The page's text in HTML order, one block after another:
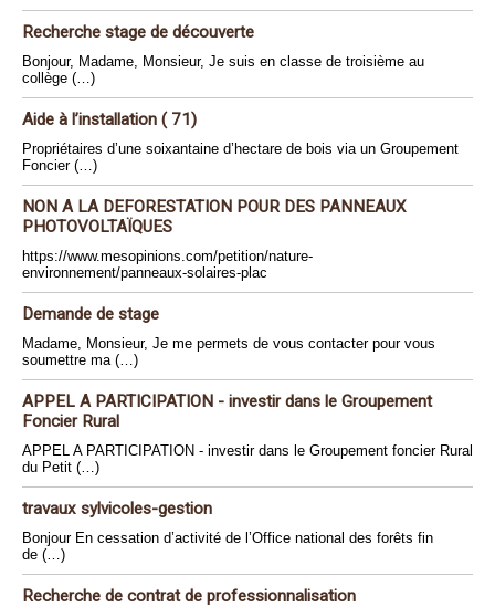
Recherche stage de découverte
Bonjour, Madame, Monsieur, Je suis en classe de troisième au
collège (…)
Aide à l’installation ( 71)
Propriétaires d’une soixantaine d’hectare de bois via un Groupement
Foncier (…)
NON A LA DEFORESTATION POUR DES PANNEAUX
PHOTOVOLTAÏQUES
https://www.mesopinions.com/petition/nature-
environnement/panneaux-solaires-plac
Demande de stage
Madame, Monsieur, Je me permets de vous contacter pour vous
soumettre ma (…)
APPEL A PARTICIPATION - investir dans le Groupement
Foncier Rural
APPEL A PARTICIPATION - investir dans le Groupement foncier Rural
du Petit (…)
travaux sylvicoles-gestion
Bonjour En cessation d’activité de l’Office national des forêts fin
de (…)
Recherche de contrat de professionnalisation